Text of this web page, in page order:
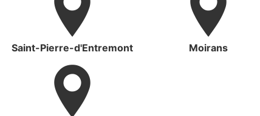
Saint-Pierre-d'Entremont Moirans